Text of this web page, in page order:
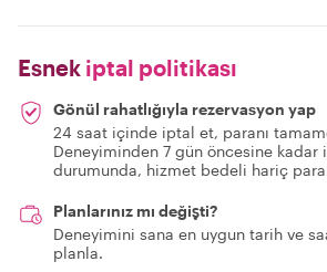
Esnek iptal politikası
Gönül rahatlığıyla rezervasyon yap
24 saat içinde iptal et, paranı
Deneyiminden 7 gün öncesine kadar
durumunda, hizmet bedeli hariç
Planlarınız mı değişti?
Deneyimini sana en uygun tarih ve
planla.